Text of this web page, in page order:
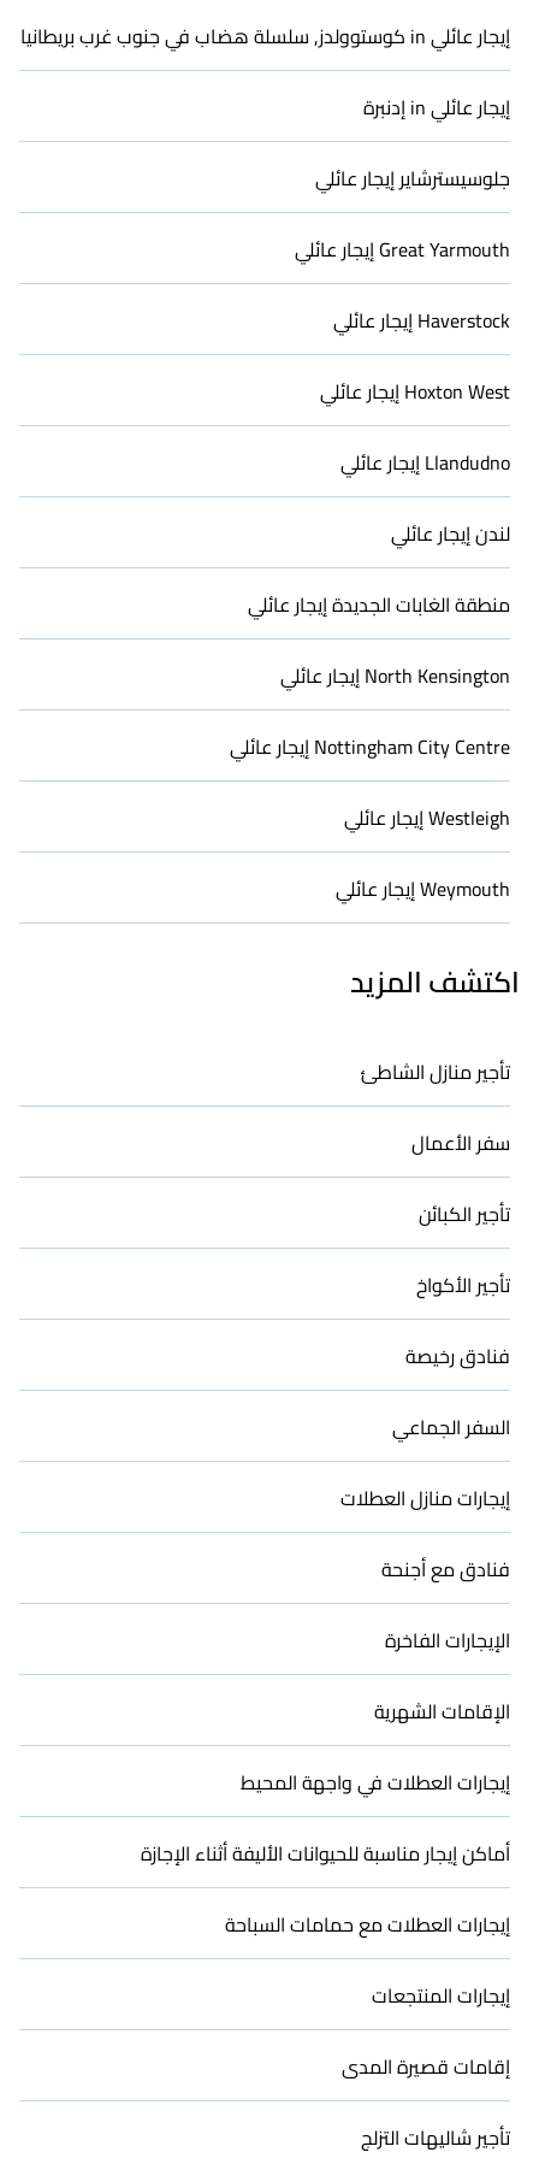
لتخطيط عطلة عائلية مثالية، مثل الأسرة المريحة، والتلفزيونات،
والمنتجعات الصحية، وأحواض الاستحمام، والشرفات، والحدائق، وغرف
اللعب، والأسرة القابلة للطي، والواي فاي، أو حمامات السباحة، مما
يضمن رحلة لا تُنسى مع العائلة والأطفال.
تقدم كاساي آلاف من الإيجارات. هناك العديد من الأكواخ المجهزة
جيدًا، والفيلات، والشقق العائلية، والنزل، وأكثر من ذلك لاستيعاب
مجموعات كبيرة أو أسر متعددة. العديد من إيجارات العطلات لدينا أيضًا
إيجار عائلي in كوستوولدز, سلسلة هضاب في جنوب غرب بريطانيا
إيجار عائلي in إدنبرة
جلوسيسترشاير إيجار عائلي
Great Yarmouth إيجار عائلي
Haverstock إيجار عائلي
Hoxton West إيجار عائلي
Llandudno إيجار عائلي
لندن إيجار عائلي
منطقة الغابات الجديدة إيجار عائلي
North Kensington إيجار عائلي
Nottingham City Centre إيجار عائلي
Westleigh إيجار عائلي
Weymouth إيجار عائلي
اكتشف المزيد
تأجير منازل الشاطئ
سفر الأعمال
تأجير الكبائن
تأجير الأكواخ
فنادق رخيصة
السفر الجماعي
إيجارات منازل العطلات
فنادق مع أجنحة
الإيجارات الفاخرة
الإقامات الشهرية
إيجارات العطلات في واجهة المحيط
أماكن إيجار مناسبة للحيوانات الأليفة أثناء الإجازة
إيجارات العطلات مع حمامات السباحة
إيجارات المنتجعات
إقامات قصيرة المدى
تأجير شاليهات التزلج